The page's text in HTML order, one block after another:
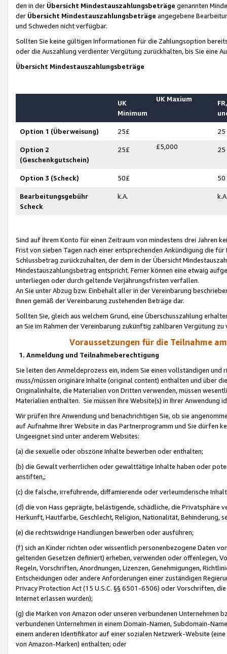
den in der Übersicht Mindestauszahlungsbeträge genannten
der Übersicht Mindestauszahlungsbeträge angegebene
und Schweden nicht verfügbar.
Sollten Sie keine gültigen Informationen für die Zahlungsoption
oder die Auszahlung verdienter Vergütung zurückhalten, bis Sie
Übersicht Mindestauszahlungsbeträge
UK
Minimum
UK Maxium
Option 1 (Überweisung) 25£ 25
Option 2
(Geschenkgutschein)
25£ £5,000 25
Option 3 (Scheck) 50£ 50
Bearbeitungsgebühr
Scheck
k.A.
Sind auf Ihrem Konto für einen Zeitraum von mindestens drei Jahren
Frist von sieben Tagen nach einer entsprechenden Ankündigung die
Schlussbetrag zurückzuhalten, der dem in der Übersicht
Mindestauszahlungsbetrag entspricht. Ferner können eine etwaig
unterliegen oder durch geltende Verjährungsfristen verfallen.
An Sie unter Abzug bzw. Einbehalt aller in der Vereinbarung
Ihnen gemäß der Vereinbarung zustehenden Beträge dar.
Sollten Sie, gleich aus welchem Grund, eine Überschusszahlung
an Sie im Rahmen der Vereinbarung zukünftig zahlbaren Vergütung zu
Voraussetzungen für die Teilnahme
1. Anmeldung und Teilnahmeberechtigung
Sie leiten den Anmeldeprozess ein, indem Sie einen vollständigen
muss/müssen originäre Inhalte (original content) enthalten und über
Originalinhalte, die Materialien von Dritten verwenden, müssen
Materialien enthalten. Sie müssen Ihre Website(s) in Ihrer Anwendung
Wir prüfen Ihre Anwendung und benachrichtigen Sie, ob sie
auf Aufnahme Ihrer Website in das Partnerprogramm und Sie dürfen
Ungeeignet sind unter anderem Websites:
(a) die sexuelle oder obszöne Inhalte bewerben oder enthalten;
(b) die Gewalt verherrlichen oder gewalttätige Inhalte haben oder
anstiften,;
(c) die falsche, irreführende, diffamierende oder verleumderische
(d) die von Hass geprägte, belästigende, schädliche, die Privatsphäre
Herkunft, Hautfarbe, Geschlecht, Religion, Nationalität, Behinderung,
(e) die rechtswidrige Handlungen bewerben oder ausführen;
(f) sich an Kinder richten oder wissentlich personenbezogene Daten
geltenden Gesetzen definiert) erheben, verwenden oder offenlegen,
Regeln, Vorschriften, Anordnungen, Lizenzen, Genehmigungen,
Entscheidungen oder andere Anforderungen einer zuständigen
Privacy Protection Act (15 U.S.C. §§ 6501-6506) oder Vorschriften,
Internet erlassen wurden);
(g) die Marken von Amazon oder unseren verbundenen Unternehmen
verbundenen Unternehmen in einem Domain-Namen, Subdomain-
einem anderen Identifikator auf einer sozialen Netzwerk-Website
von Amazon-Marken) enthalten; oder